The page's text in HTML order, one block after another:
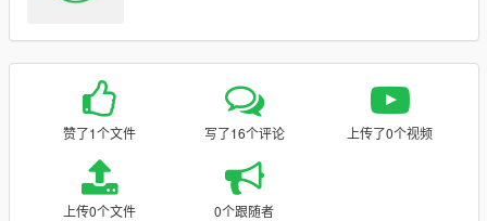
赞了1个文件 写了16个评论 上传了0个视频
上传0个文件 0个跟随者